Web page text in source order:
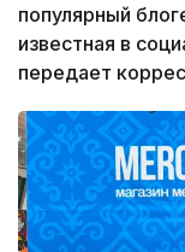
популярный
известная в
передает